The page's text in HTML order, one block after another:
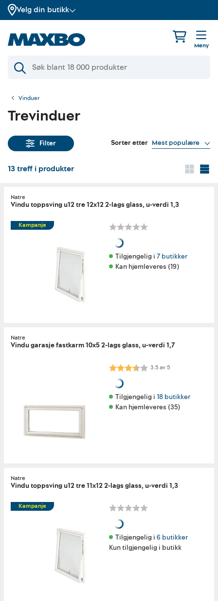
Velg din butikk
Meny
Vinduer
Trevinduer
Filter Sorter etter Mest populære
13treff i produkter
Natre
Vindu toppsving u12 tre 12x12 2-lags glass, u-verdi 1,3
Kampanje
Tilgjengelig i 7 butikker
Kan hjemleveres (19)
Natre
Vindu garasje fastkarm 10x5 2-lags glass, u-verdi 1,7
Karakter: 3.5 av 5 mulige
3.5av5
Tilgjengelig i 18 butikker
Kan hjemleveres (35)
Natre
Vindu toppsving u12 tre 11x12 2-lags glass, u-verdi 1,3
Kampanje
Tilgjengelig i 6 butikker
Kun tilgjengelig i butikk